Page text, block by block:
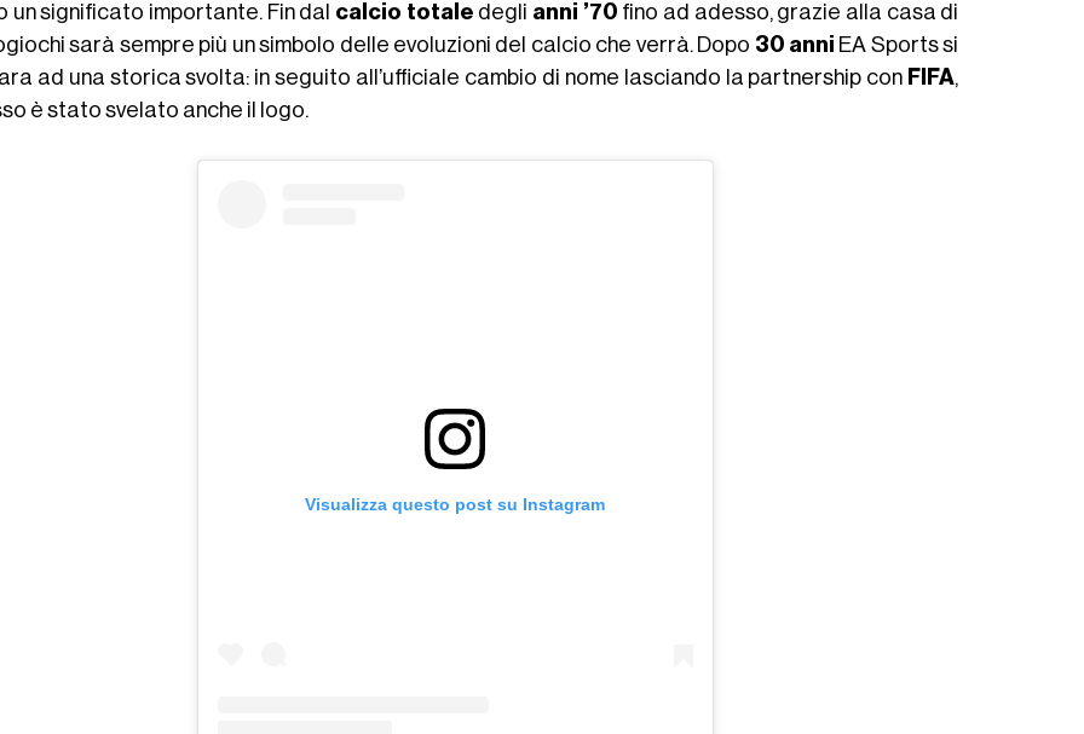
un significato importante. Fin dal calcio totale degli anni ’70 fino ad adesso, grazie alla casa di
sarà sempre più un simbolo delle evoluzioni del calcio che verrà. Dopo 30 anni EA Sports si
ad una storica svolta: in seguito all’ufficiale cambio di nome lasciando la partnership con FIFA,
è stato svelato anche il logo.
Visualizza questo post su Instagram